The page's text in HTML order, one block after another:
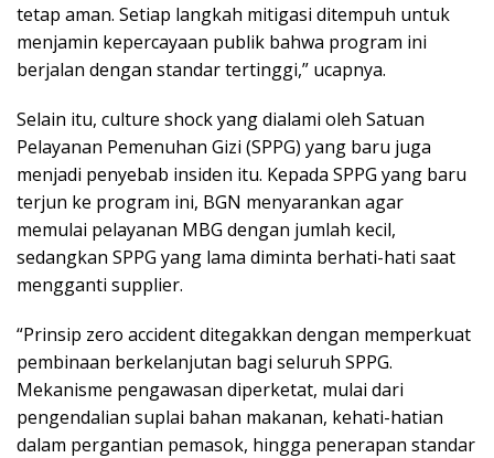
tetap aman. Setiap langkah mitigasi ditempuh untuk
menjamin kepercayaan publik bahwa program ini
berjalan dengan standar tertinggi,” ucapnya.
Selain itu, culture shock yang dialami oleh Satuan
Pelayanan Pemenuhan Gizi (SPPG) yang baru juga
menjadi penyebab insiden itu. Kepada SPPG yang baru
terjun ke program ini, BGN menyarankan agar
memulai pelayanan MBG dengan jumlah kecil,
sedangkan SPPG yang lama diminta berhati-hati saat
mengganti supplier.
“Prinsip zero accident ditegakkan dengan memperkuat
pembinaan berkelanjutan bagi seluruh SPPG.
Mekanisme pengawasan diperketat, mulai dari
pengendalian suplai bahan makanan, kehati-hatian
dalam pergantian pemasok, hingga penerapan standar